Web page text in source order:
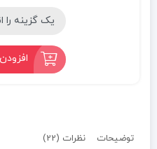
توضیحات نظرات (22)